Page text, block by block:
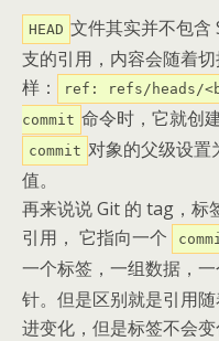
HEAD 文件其实并不包含
支的引用，内容会随着
样：
ref: refs/heads/
commit 命令时，它就创
commit 对象的父级设置
值。
再来说说 Git 的 tag，标
引用， 它指向一个
一个标签，一组数据，
针。但是区别就是引用
进变化，但是标签不会